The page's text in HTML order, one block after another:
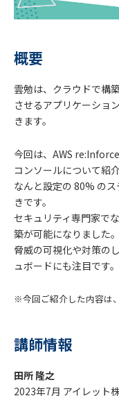
概要
雲勉は、クラウドで構
させるアプリケーショ
きます。
今回は、AWS
コンソールについて紹介
なんと設定の 80% の
きです。
セキュリティ専門家で
築が可能になりました。
脅威の可視化や対策の
ュボードにも注目です。
※今回ご紹介した内容は
講師情報
田所 隆之
2023年7月 アイレット